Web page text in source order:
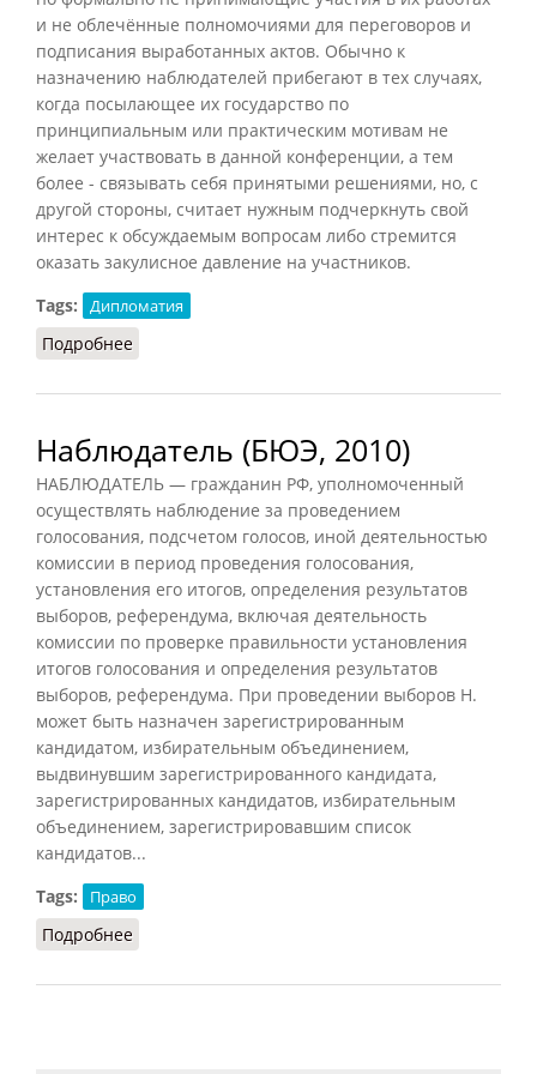
и не облечённые полномочиями для переговоров и
подписания выработанных актов. Обычно к
назначению наблюдателей прибегают в тех случаях,
когда посылающее их государство по
принципиальным или практическим мотивам не
желает участвовать в данной конференции, а тем
более - связывать себя принятыми решениями, но, с
другой стороны, считает нужным подчеркнуть свой
интерес к обсуждаемым вопросам либо стремится
оказать закулисное давление на участников.
Tags:
Дипломатия
Подробнее
Наблюдатель (БЮЭ, 2010)
НАБЛЮДАТЕЛЬ — гражданин РФ, уполномоченный
осуществлять наблюдение за проведением
голосования, подсчетом голосов, иной деятельностью
комиссии в период проведения голосования,
установления его итогов, определения результатов
выборов, референдума, включая деятельность
комиссии по проверке правильности установления
итогов голосования и определения результатов
выборов, референдума. При проведении выборов Н.
может быть назначен зарегистрированным
кандидатом, избирательным объединением,
выдвинувшим зарегистрированного кандидата,
зарегистрированных кандидатов, избирательным
объединением, зарегистрировавшим список
кандидатов...
Tags:
Право
Подробнее